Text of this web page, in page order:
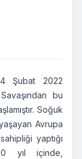
Şubat 2022
bu
Soğuk
Avrupa
yaptığı
yıl içinde,